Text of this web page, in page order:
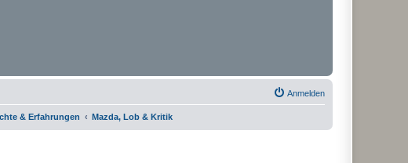
Anmelden
& Erfahrungen Mazda, Lob & Kritik